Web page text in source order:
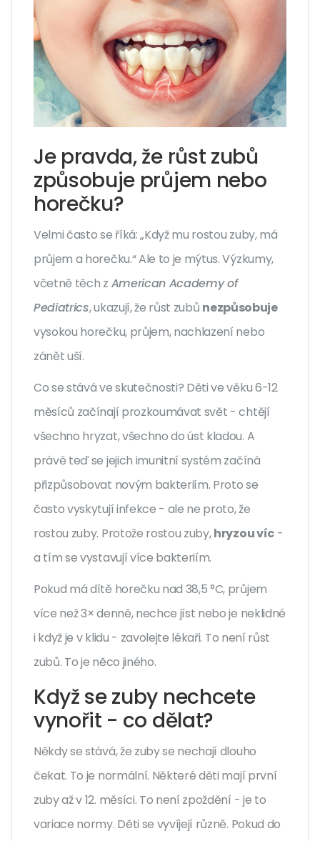
Je pravda, že růst zubů
způsobuje průjem nebo
horečku?
Velmi často se říká: „Když mu rostou zuby, má
průjem a horečku.“ Ale to je mýtus. Výzkumy,
včetně těch z American Academy of
Pediatrics, ukazují, že růst zubů nezpůsobuje
vysokou horečku, průjem, nachlazení nebo
zánět uší.
Co se stává ve skutečnosti? Děti ve věku 6-12
měsíců začínají prozkoumávat svět - chtějí
všechno hryzat, všechno do úst kladou. A
právě teď se jejich imunitní systém začíná
přizpůsobovat novým bakteriím. Proto se
často vyskytují infekce - ale ne proto, že
rostou zuby. Protože rostou zuby,hryzou víc-
a tím se vystavují více bakteriím.
Pokud má dítě horečku nad 38,5 °C, průjem
více než 3× denně, nechce jíst nebo je neklidné
i když je v klidu - zavolejte lékaři. To není růst
zubů. To je něco jiného.
Když se zuby nechcete
vynořit - co dělat?
Někdy se stává, že zuby se nechají dlouho
čekat. To je normální. Některé děti mají první
zuby až v 12. měsíci. To není zpoždění - je to
variace normy. Děti se vyvíjejí různě. Pokud do